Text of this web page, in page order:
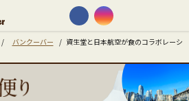
/ バンクーバー / 資生堂と日本航空が食のコラボレーシ